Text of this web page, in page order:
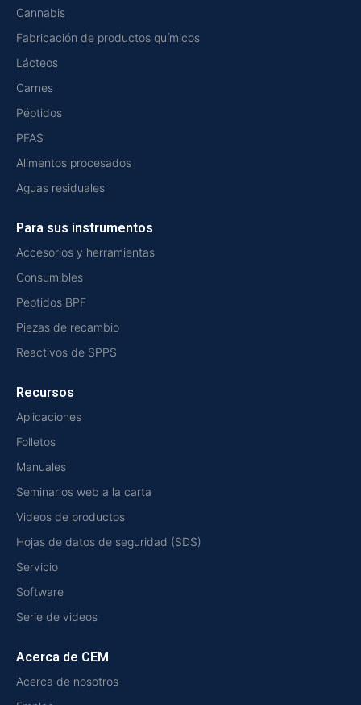
Cannabis
Fabricación de productos químicos
Lácteos
Carnes
Péptidos
PFAS
Alimentos procesados
Aguas residuales
Para sus instrumentos
Accesorios y herramientas
Consumibles
Péptidos BPF
Piezas de recambio
Reactivos de SPPS
Recursos
Aplicaciones
Folletos
Manuales
Seminarios web a la carta
Videos de productos
Hojas de datos de seguridad (SDS)
Servicio
Software
Serie de videos
Acerca de CEM
Acerca de nosotros